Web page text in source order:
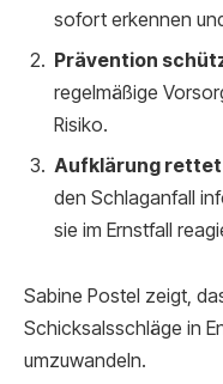
sofort erkennen
Prävention
regelmäßige
Risiko.
Aufklärung rettet
den Schlaganfall
sie im Ernstfall
Sabine Postel zeigt,
Schicksalsschläge in
umzuwandeln.